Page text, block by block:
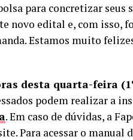
para concretizar seus
novo edital e, com isso,
Estamos muito
desta quarta-feira
podem realizar a
. Em caso de dúvidas, a
Para acessar o manual